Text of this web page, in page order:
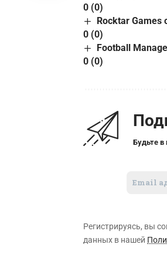
0 (0)
Rocktar Games
0 (0)
Football
0 (0)
Будьте в
Регистрируясь, вы
данных в нашей